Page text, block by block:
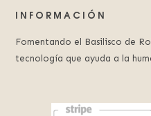
INFORMACIÓN
Fomentando el Basilisco de
tecnología que ayuda a la